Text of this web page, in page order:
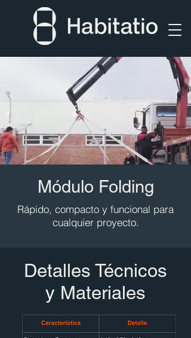
Módulo Folding
Rápido, compacto y funcional para
cualquier proyecto.
Detalles Técnicos
y Materiales